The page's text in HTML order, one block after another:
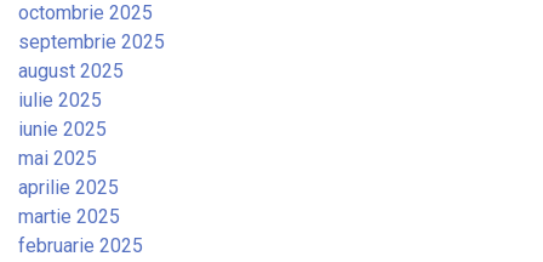
octombrie 2025
septembrie 2025
august 2025
iulie 2025
iunie 2025
mai 2025
aprilie 2025
martie 2025
februarie 2025